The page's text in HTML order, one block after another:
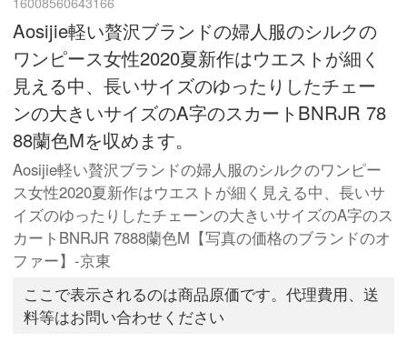
Aosijie軽い贅沢ブランドの婦人服のシルクの
ワンピース女性2020夏新作はウエストが細く
見える中、長いサイズのゆったりしたチェー
ンの大きいサイズのA字のスカートBNRJR 78
88蘭色Mを収めます。
Aosijie軽い贅沢ブランドの婦人服のシルクのワンピー
ス女性2020夏新作はウエストが細く見える中、長いサ
イズのゆったりしたチェーンの大きいサイズのA字のス
カートBNRJR 7888蘭色M【写真の価格のブランドのオ
ファー】-京東
ここで表示されるのは商品原価です。代理費用、送
料等はお問い合わせください